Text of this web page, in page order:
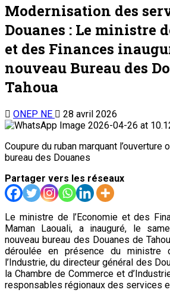
Modernisation des
Douanes : Le ministre
et des Finances
nouveau Bureau des
Tahoua
ONEP NE 28 avril 2026
Coupure du ruban marquant l’ouverture
bureau des Douanes
Partager vers les réseaux
Le ministre de l’Economie et des
Maman Laouali, a inauguré, le
nouveau bureau des Douanes de
déroulée en présence du ministre
l’Industrie, du directeur général des
la Chambre de Commerce et
responsables régionaux des services